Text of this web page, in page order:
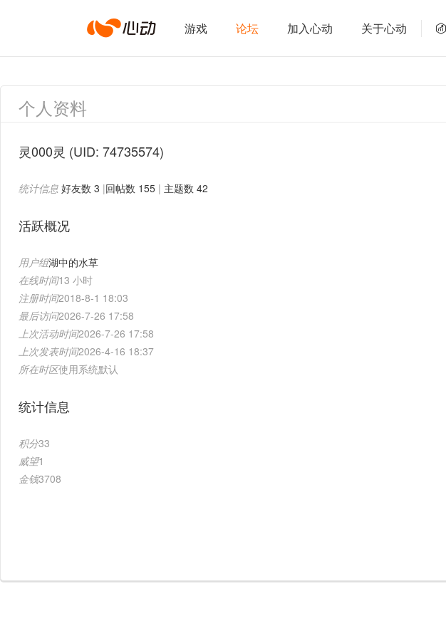
心
动
络
游戏 论坛 加入心动 关于心动
个人资料
灵000灵 (UID: 74735574)
统计信息 好友数 3 |回帖数 155 | 主题数 42
活跃概况
用户组湖中的水草
在线时间13 小时
注册时间2018-8-1 18:03
最后访问2026-7-26 17:58
上次活动时间2026-7-26 17:58
上次发表时间2026-4-16 18:37
所在时区使用系统默认
统计信息
积分33
威望1
金钱3708